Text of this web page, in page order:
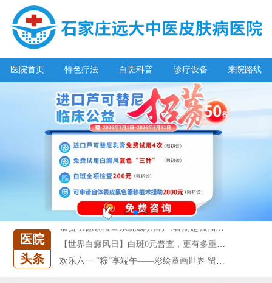
医院首页 特色疗法 白斑科普 诊疗设备 来院路线
医院
头条
7天唤醒黑色素，寒假不留白 体面迎新年!
恭贺伍德镜检查系统成功落户!暑期超强福利点击领取!
【世界白癜风日】白斑0元普查，更有多重福利千万别错过!
欢乐六一 “粽”享端午——彩绘童画世界 留住美丽瞬间